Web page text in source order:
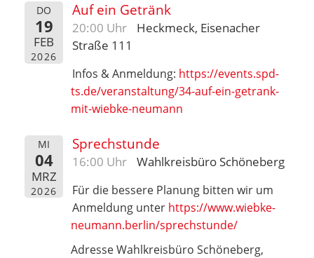
DO
19
FEB
2026
Auf ein Getränk
20:00 Uhr
Heckmeck, Eisenacher
Straße 111
Infos & Anmeldung: https://events.spd-
ts.de/veranstaltung/34-auf-ein-getrank-
mit-wiebke-neumann
MI
04
MRZ
2026
Sprechstunde
16:00 Uhr Wahlkreisbüro Schöneberg
Für die bessere Planung bitten wir um
Anmeldung unter https://www.wiebke-
neumann.berlin/sprechstunde/
Adresse Wahlkreisbüro Schöneberg,